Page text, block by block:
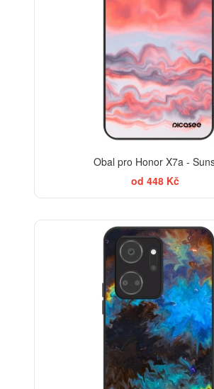
Obal pro Honor X7a -
od 448 Kč